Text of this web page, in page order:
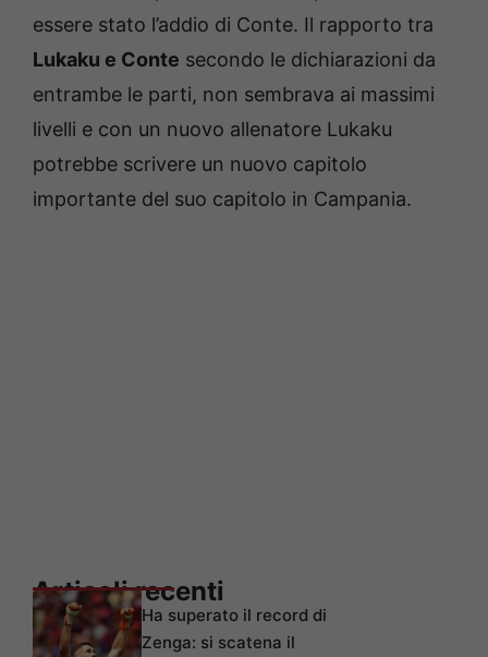
essere stato l’addio di Conte. Il rapporto tra
Lukaku e Conte secondo le dichiarazioni da
entrambe le parti, non sembrava ai massimi
livelli e con un nuovo allenatore Lukaku
potrebbe scrivere un nuovo capitolo
importante del suo capitolo in Campania.
Articoli recenti
Ha superato il record di
Zenga: si scatena il